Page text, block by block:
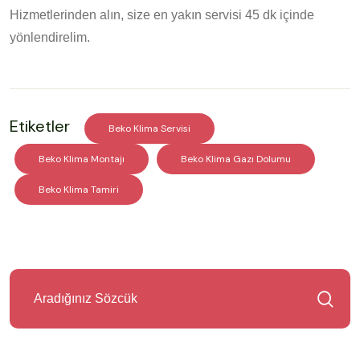
Hizmetlerinden alın, size en yakın servisi 45 dk içinde
yönlendirelim.
Etiketler Beko Klima Servisi
Beko Klima Montajı Beko Klima Gazı Dolumu
Beko Klima Tamiri